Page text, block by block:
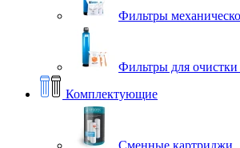
Фильтры
Фильтры для очистки
Комплектующие
Сменные картриджи